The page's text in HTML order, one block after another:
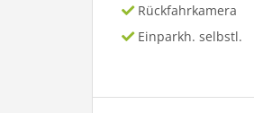
Rückfahrkamera
Einparkh. selbstl.